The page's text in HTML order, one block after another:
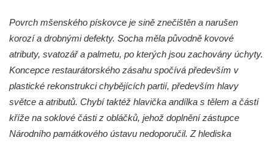
kostelu Nanebevzetí Panny Marie ve
Vilémově
Socha svatého Jana Nepomuckého na
schodišti ke kostelu Nanebevzetí Panny
Marie ve Vilémově
Socha svatého Šebestiána na schodišti ke
kostelu Nanebevzetí Panny Marie ve
Vilémově
Povrch mšenského pískovce je sině znečištěn a narušen
korozí a drobnými defekty. Socha měla původně kovové
atributy, svatozář a palmetu, po kterých jsou zachovány úchyty.
Koncepce restaurátorského zásahu spočívá především v
plastické rekonstrukci chybějících partií, především hlavy
světce a atributů. Chybí taktéž hlavička andílka s tělem a částí
kříže na soklové části z obláčků, jehož doplnění zástupce
Národního památkového ústavu nedoporučil. Z hlediska